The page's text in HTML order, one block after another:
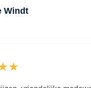
Windt